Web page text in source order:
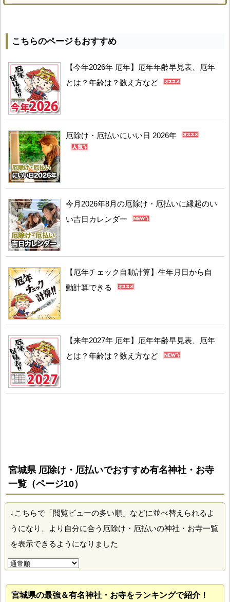
こちらのページもおすすめ
【今年2026年 厄年】厄年年齢早見表、厄年
とは？年齢は？数え方など
厄除け・厄払いにいい日 2026年
今月2026年8月の厄除け・厄払いに縁起のい
い吉日カレンダー
【厄年チェック自動計算】生年月日から自
動計算できる
【来年2027年 厄年】厄年年齢早見表、厄年
とは？年齢は？数え方など
宮城県 厄除け・厄払いでおすすめ有名神社・お寺
一覧（ページ10）
↓こちらで「閲覧ビューの多い順」などに並べ替えられるよ
うになり、より自分に合う厄除け・厄払いの神社・お寺一覧
を表示できるようになりました
宮城県の最強＆有名神社・お寺をランキングで紹介！